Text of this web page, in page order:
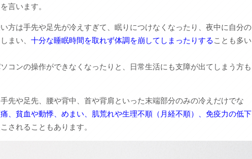
言います。
方は手先や足先が冷えすぎて、眠りにつけなくなったり、夜中に自分の
まい、 十分な睡眠時間を取れず体調を崩してしまったりすることも多い
コンの操作ができなくなったりと、日常生活にも支障が出てしまう方も
先や足先、腰や背中、首や背肩といった末端部分のみの冷えだけでな
、貧血や動悸、めまい、肌荒れや生理不順（月経不順）、免疫力の低下
されることもあります。